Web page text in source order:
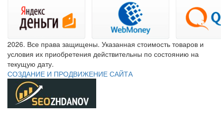
2026. Все права защищены. Указанная стоимость товаров и
условия их приобретения действительны по состоянию на
текущую дату.
СОЗДАНИЕ И ПРОДВИЖЕНИЕ САЙТА